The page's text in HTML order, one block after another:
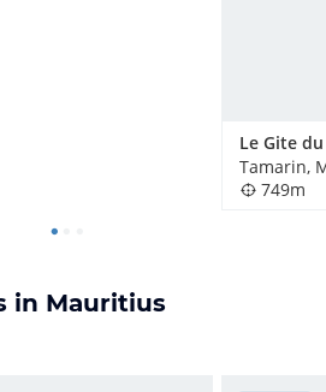
Le Gite
Tamarin,
749m
in Mauritius